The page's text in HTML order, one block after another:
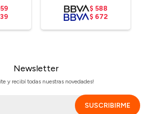
$ 588
$ 672
Newsletter
y recibí todas nuestras novedades!
SUSCRIBIRME